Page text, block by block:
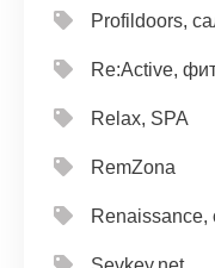
Profildoors,
Re:Active,
Relax, SPA
RemZona
Renaissance,